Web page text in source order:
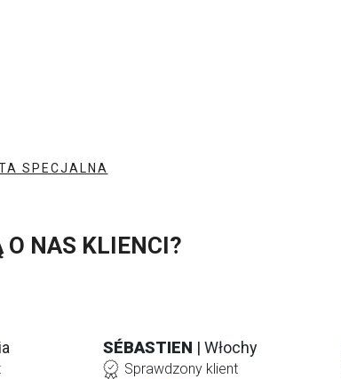
SPECJALNA
O NAS KLIENCI?
SÉBASTIEN | Włochy
Sprawdzony klient